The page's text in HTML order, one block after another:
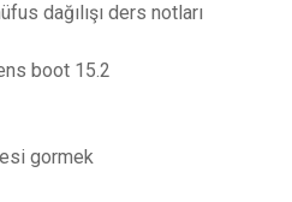
dağılışı ders notları
boot 15.2
gormek